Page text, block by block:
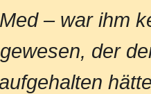
– war ihm
der